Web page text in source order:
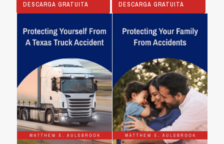
DESCARGA GRATUITA DESCARGA GRATUITA